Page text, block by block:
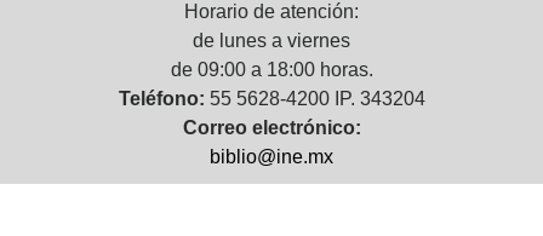
Horario de atención:
de lunes a viernes
de 09:00 a 18:00 horas.
Teléfono: 55 5628-4200 IP. 343204
Correo electrónico:
biblio@ine.mx